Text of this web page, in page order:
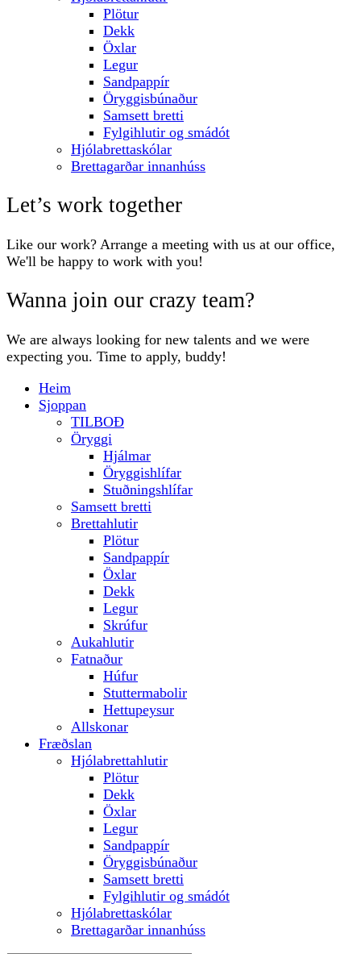
Plötur
Dekk
Öxlar
Legur
Sandpappír
Öryggisbúnaður
Samsett bretti
Fylgihlutir og smádót
Hjólabrettaskólar
Brettagarðar innanhúss
Let’s work together
Like our work? Arrange a meeting with us at our office,
We'll be happy to work with you!
Wanna join our crazy team?
We are always looking for new talents and we were
expecting you. Time to apply, buddy!
Heim
Sjoppan
TILBOÐ
Öryggi
Hjálmar
Öryggishlífar
Stuðningshlífar
Samsett bretti
Brettahlutir
Plötur
Sandpappír
Öxlar
Dekk
Legur
Skrúfur
Aukahlutir
Fatnaður
Húfur
Stuttermabolir
Hettupeysur
Allskonar
Fræðslan
Hjólabrettahlutir
Plötur
Dekk
Öxlar
Legur
Sandpappír
Öryggisbúnaður
Samsett bretti
Fylgihlutir og smádót
Hjólabrettaskólar
Brettagarðar innanhúss